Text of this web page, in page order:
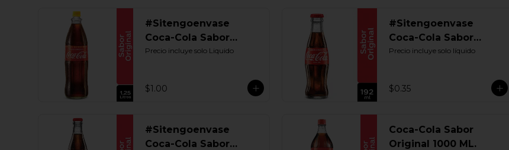
#Sitengoenvase
Coca-Cola Sabor
Original 1250 ML.
Precio incluye solo Liquido
$1.00
#Sitengoenvase
Coca-Cola Sabor
Original 192 ML.
Precio incluye solo líquido
$0.35
#Sitengoenvase
Coca-Cola Sabor
Coca-Cola Sabor
Original 1000 ML.